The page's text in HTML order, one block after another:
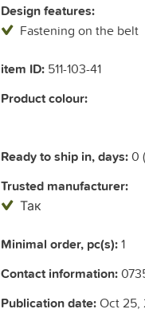
Design features:
Fastening on the belt
item ID: 511-103-41
Product colour:
Ready to ship in, days:0
Trusted manufacturer:
Так
Minimal order, pc(s):1
Contact information:
Publication date:Oct 25,